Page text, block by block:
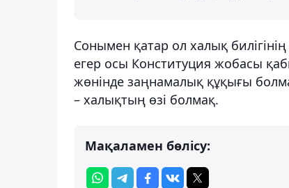
Сонымен қатар ол халық
егер осы Конституция жобасы
жөнінде заңнамалық құқығы
– халықтың өзі болмақ.
Мақаламен бөлісу: